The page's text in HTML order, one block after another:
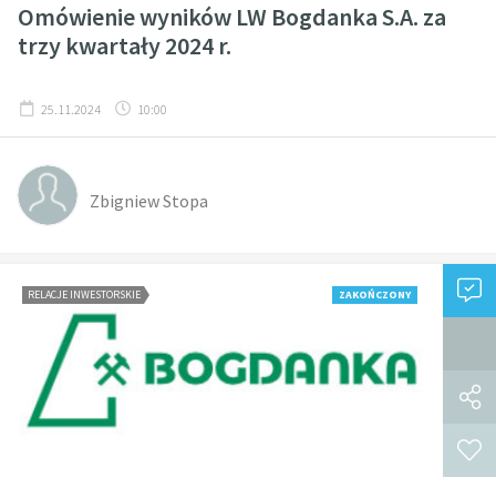
Omówienie wyników LW Bogdanka S.A. za
trzy kwartały 2024 r.
25.11.2024 10:00
Zbigniew Stopa
RELACJE INWESTORSKIE ZAKOŃCZONY